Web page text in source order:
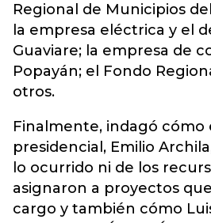
Regional de Municipios
la empresa eléctrica y el
Guaviare; la empresa de
Popayán; el Fondo
otros.
Finalmente, indagó cómo
presidencial, Emilio
lo ocurrido ni de los
asignaron a proyectos
cargo y también cómo